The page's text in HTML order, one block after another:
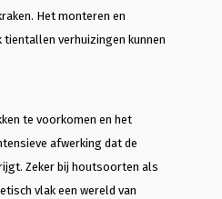
Het monteren en
verhuizingen kunnen
te voorkomen en het
afwerking dat de
Zeker bij houtsoorten als
vlak een wereld van